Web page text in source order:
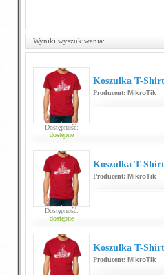
Wyniki wyszukiwania:
Dostępność:
dostępne
Koszulka T-
Producent: MikroTik
Dostępność:
dostępne
Koszulka T-
Producent: MikroTik
Koszulka T-
Producent: MikroTik